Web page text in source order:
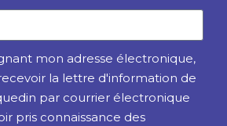
mon adresse électronique,
la lettre d'information de
par courrier électronique
pris connaissance des